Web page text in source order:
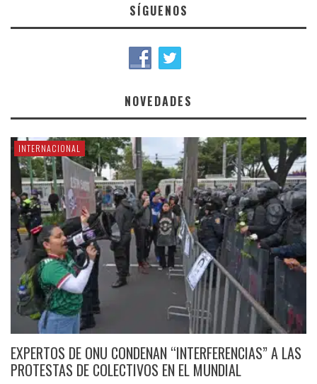
SÍGUENOS
NOVEDADES
INTERNACIONAL
EXPERTOS DE ONU CONDENAN “INTERFERENCIAS” A LAS
PROTESTAS DE COLECTIVOS EN EL MUNDIAL